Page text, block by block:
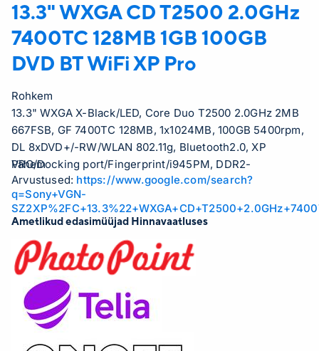
13.3" WXGA CD T2500 2.0GHz
7400TC 128MB 1GB 100GB
DVD BT WiFi XP Pro
Rohkem
13.3" WXGA X-Black/LED, Core Duo T2500 2.0GHz 2MB
667FSB, GF 7400TC 128MB, 1x1024MB, 100GB 5400rpm,
DL 8xDVD+/-RW/WLAN 802.11g, Bluetooth2.0, XP
PRO/Docking port/Fingerprint/i945PM, DDR2-
533/2xUSB2.0/1394/Card reader/0.3M Camera/3
Hour/1.8
Vähem
Arvustused: https://www.google.com/search?
q=Sony+VGN-
Ametlikud edasimüüjad Hinnavaatluses